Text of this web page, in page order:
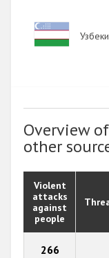
Image
Overview
other
Violent
attacks
against
people
266